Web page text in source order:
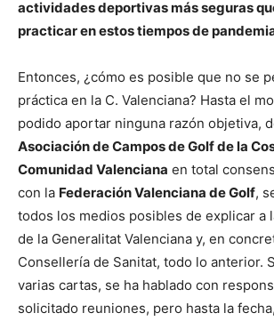
actividades deportivas más seguras
practicar en estos tiempos de
Entonces, ¿cómo es posible que no se
práctica en la C. Valenciana? Hasta el
podido aportar ninguna razón objetiva,
Asociación de Campos de Golf de la
Comunidad Valenciana en total
con la Federación Valenciana de Golf,
todos los medios posibles de explicar a
de la Generalitat Valenciana y, en
Consellería de Sanitat, todo lo anterior.
varias cartas, se ha hablado con
solicitado reuniones, pero hasta la